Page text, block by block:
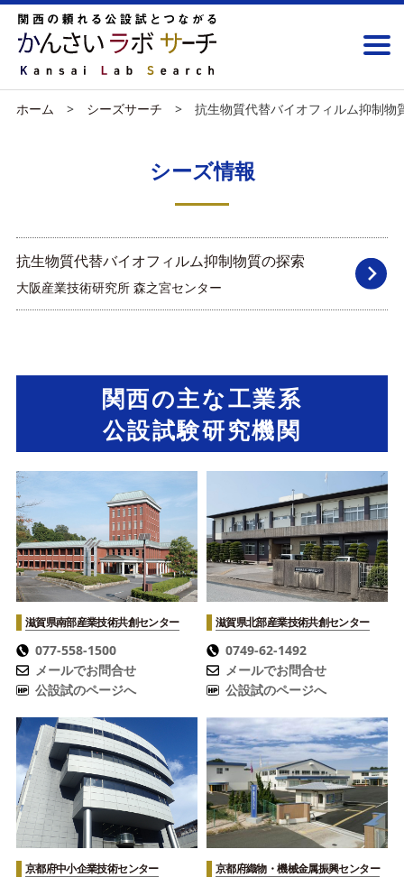
ホーム シーズサーチ 抗生物質代替バイオフィルム抑制物
シーズ情報
抗生物質代替バイオフィルム抑制物質の探索
大阪産業技術研究所 森之宮センター
関西の主な工業系
公設試験研究機関
滋賀県南部産業技術共創センター
077-558-1500
メールでお問合せ
公設試のページへ
滋賀県北部産業技術共創センター
0749-62-1492
メールでお問合せ
公設試のページへ
京都府中小企業技術センター 京都府織物・機械金属振興センター